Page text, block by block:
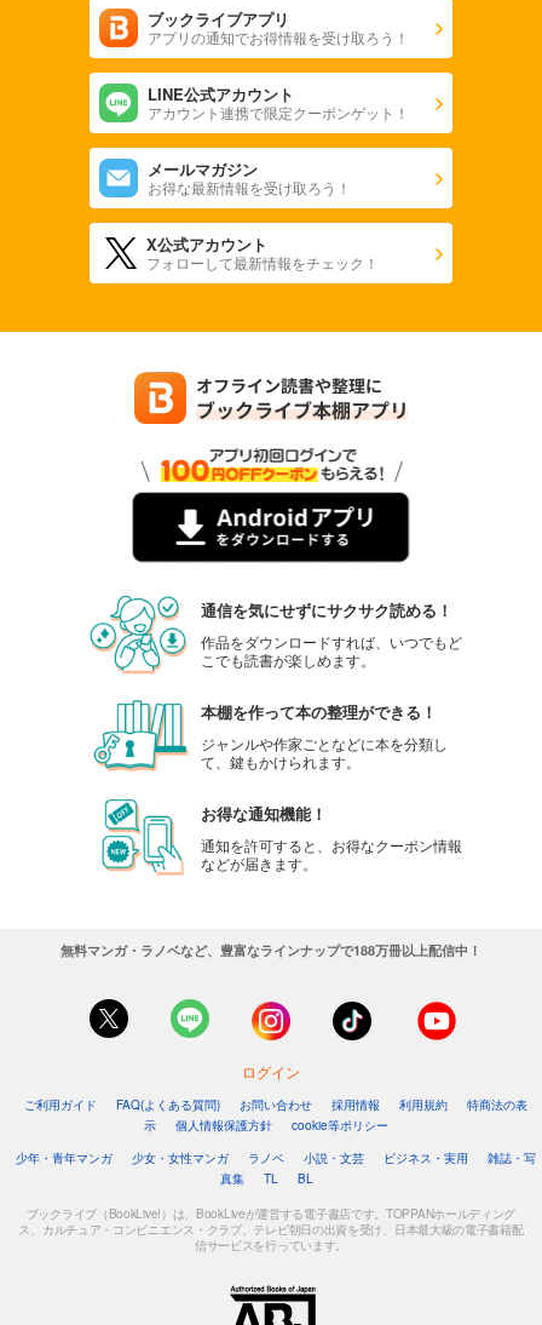
ブックライブアプリ
アプリの通知でお得情報を受け取ろう！
LINE公式アカウント
アカウント連携で限定クーポンゲット！
メールマガジン
お得な最新情報を受け取ろう！
X公式アカウント
フォローして最新情報をチェック！
通信を気にせずにサクサク読める！
作品をダウンロードすれば、いつでもど
こでも読書が楽しめます。
本棚を作って本の整理ができる！
ジャンルや作家ごとなどに本を分類し
て、鍵もかけられます。
お得な通知機能！
通知を許可すると、お得なクーポン情報
などが届きます。
無料マンガ・ラノベなど、豊富なラインナップで188万冊以上配信中！
ログイン
ご利用ガイド FAQ(よくある質問) お問い合わせ 採用情報 利用規約
特商法の表
示
個人情報保護方針
cookie等ポリシー
少年・青年マンガ
少女・女性マンガ ラノベ 小説・文芸 ビジネス・実用
雑誌・写
真集
TL BL
ブックライブ（BookLive!）は、BookLiveが運営する電子書店です。TOPPANホールディング
ス、カルチュア・コンビニエンス・クラブ、テレビ朝日の出資を受け、日本最大級の電子書籍配
信サービスを行っています。